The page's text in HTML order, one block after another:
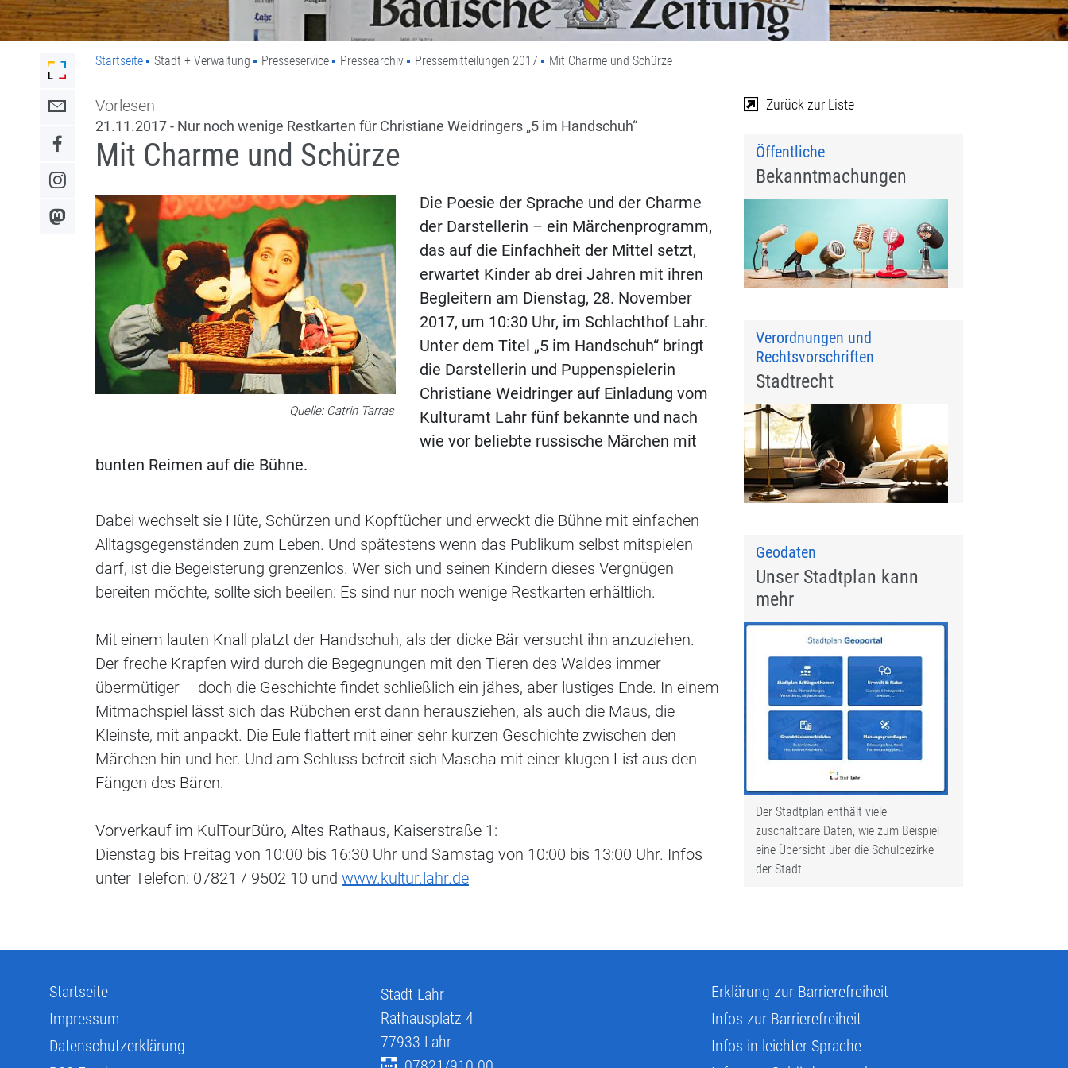
Link zur Startseite der Stadt Lahr
Link zum Kontaktformular
Link zum Facebook-Auftritt
Link zum Instagram-Auftritt
Link zum Mastodon-Kanal
Startseite Stadt + Verwaltung Presseservice Pressearchiv Pressemitteilungen 2017 Mit Charme und Schürze
Vorlesen
21.11.2017 - Nur noch wenige Restkarten für Christiane Weidringers „5 im Handschuh“
Mit Charme und Schürze
Quelle: Catrin Tarras
Die Poesie der Sprache und der Charme
der Darstellerin – ein Märchenprogramm,
das auf die Einfachheit der Mittel setzt,
erwartet Kinder ab drei Jahren mit ihren
Begleitern am Dienstag, 28. November
2017, um 10:30 Uhr, im Schlachthof Lahr.
Unter dem Titel „5 im Handschuh“ bringt
die Darstellerin und Puppenspielerin
Christiane Weidringer auf Einladung vom
Kulturamt Lahr fünf bekannte und nach
wie vor beliebte russische Märchen mit
bunten Reimen auf die Bühne.
Dabei wechselt sie Hüte, Schürzen und Kopftücher und erweckt die Bühne mit einfachen
Alltagsgegenständen zum Leben. Und spätestens wenn das Publikum selbst mitspielen
darf, ist die Begeisterung grenzenlos. Wer sich und seinen Kindern dieses Vergnügen
bereiten möchte, sollte sich beeilen: Es sind nur noch wenige Restkarten erhältlich.
Mit einem lauten Knall platzt der Handschuh, als der dicke Bär versucht ihn anzuziehen.
Der freche Krapfen wird durch die Begegnungen mit den Tieren des Waldes immer
übermütiger – doch die Geschichte findet schließlich ein jähes, aber lustiges Ende. In einem
Mitmachspiel lässt sich das Rübchen erst dann herausziehen, als auch die Maus, die
Kleinste, mit anpackt. Die Eule flattert mit einer sehr kurzen Geschichte zwischen den
Märchen hin und her. Und am Schluss befreit sich Mascha mit einer klugen List aus den
Fängen des Bären.
Vorverkauf im KulTourBüro, Altes Rathaus, Kaiserstraße 1:
Dienstag bis Freitag von 10:00 bis 16:30 Uhr und Samstag von 10:00 bis 13:00 Uhr. Infos
unter Telefon: 07821 / 9502 10 und www.kultur.lahr.de
Zurück zur Liste
Öffentliche
Bekanntmachungen
Verordnungen und
Rechtsvorschriften
Stadtrecht
Geodaten
Unser Stadtplan kann
mehr
Der Stadtplan enthält viele
zuschaltbare Daten, wie zum Beispiel
eine Übersicht über die Schulbezirke
der Stadt.
Startseite
Impressum
Datenschutzerklärung
Stadt Lahr
Rathausplatz 4
77933 Lahr
Erklärung zur Barrierefreiheit
Infos zur Barrierefreiheit
Infos in leichter Sprache